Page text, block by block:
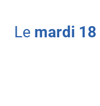
le mardi 18